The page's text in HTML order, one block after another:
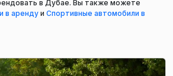
в Дубае. Вы также можете
в аренду и Спортивные автомобили в